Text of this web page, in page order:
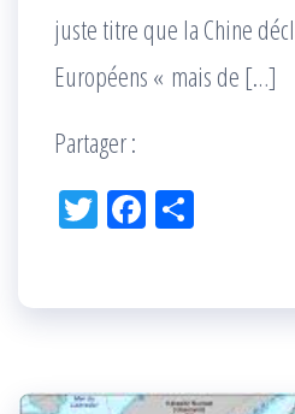
juste titre que la Chine
Européens « mais de […]
Partager :
Tw Fac
k r